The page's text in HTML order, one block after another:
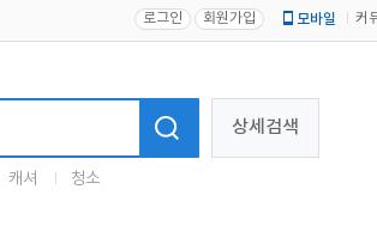
로그인 회원가입 모바일 커
상세검색
캐셔 청소